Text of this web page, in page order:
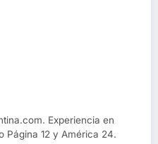
Experiencia en
Página 12 y América 24.